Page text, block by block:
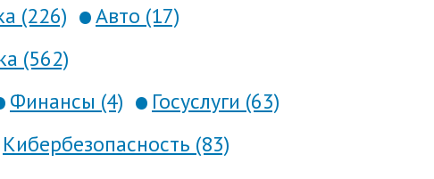
(226)
Авто (17)
(562)
Финансы (4)
Госуслуги (63)
Кибербезопасность (83)